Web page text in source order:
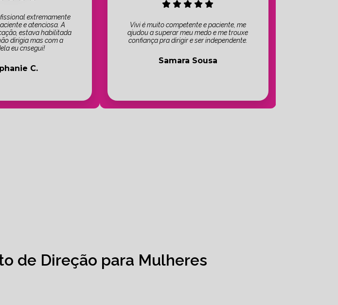
extremamente
e atenciosa. A
estava habilitada
dirigia mas com a
eu cnsegui!
C.
Vivi é muito competente e paciente, me
ajudou a superar meu medo e me trouxe
confiança pra dirigir e ser independente.
Samara Sousa
de Direção para Mulheres